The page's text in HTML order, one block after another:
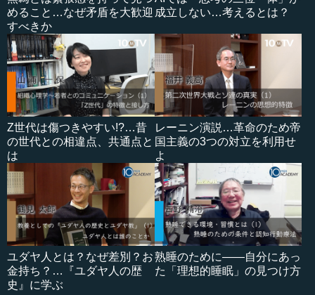
めること…なぜ矛盾を大歓迎
すべきか
成立しない…考えるとは？
Z世代は傷つきやすい!?…昔
の世代との相違点、共通点と
は
レーニン演説…革命のため帝
国主義の3つの対立を利用せ
よ
ユダヤ人とは？なぜ差別？お
金持ち？…『ユダヤ人の歴
史』に学ぶ
熟睡のために――自分にあっ
た「理想的睡眠」の見つけ方